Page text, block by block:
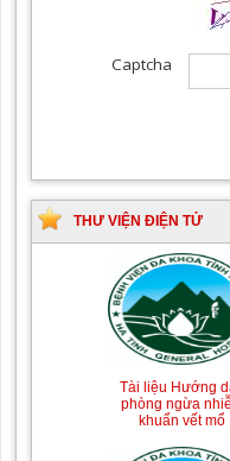
THƯ VIỆN ĐIỆN TỬ
Tài liệu Hướng
phòng ngừa
khuẩn vết mổ